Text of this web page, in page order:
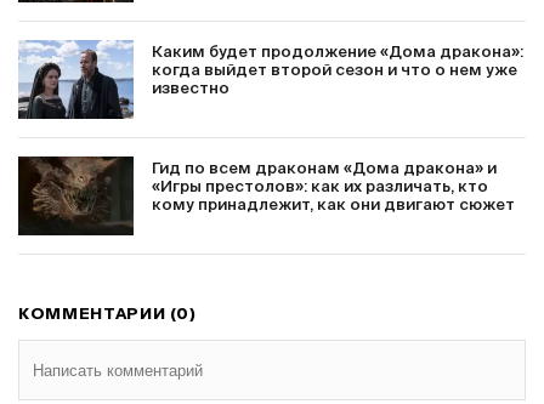
Каким будет продолжение «Дома дракона»:
когда выйдет второй сезон и что о нем уже
известно
Гид по всем драконам «Дома дракона» и
«Игры престолов»: как их различать, кто
кому принадлежит, как они двигают сюжет
КОММЕНТАРИИ (0)